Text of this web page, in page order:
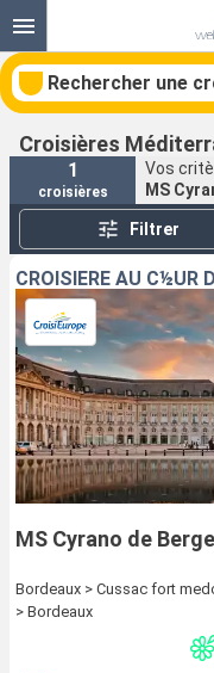
Rechercher une
Nos destinations
Mois de départ
Ports
Croisières
1
croisières
Vos
MS
Filtrer
MS Cyrano de
Bordeaux > Cussac fort
> Bordeaux